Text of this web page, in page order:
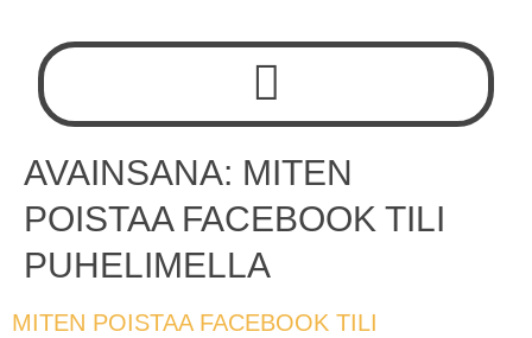
AVAINSANA: MITEN
POISTAA FACEBOOK TILI
PUHELIMELLA
MITEN POISTAA FACEBOOK TILI